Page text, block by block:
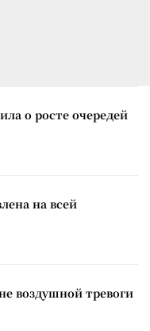
о росте очередей
на всей
воздушной тревоги